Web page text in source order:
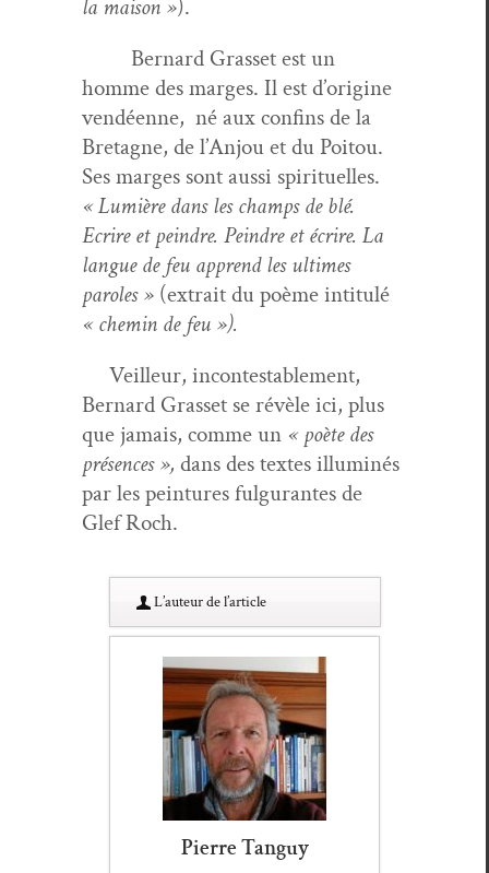
la mai­son »).
Bernard Gras­set est un
homme des marges. Il est d’origine
vendéenne, né aux con­fins de la
Bre­tagne, de l’Anjou et du Poitou.
Ses marges sont aus­si spir­ituelles.
« Lumière dans les champs de blé.
Ecrire et pein­dre. Pein­dre et écrire. La
langue de feu apprend les ultimes
paroles » (extrait du poème inti­t­ulé
« chemin de feu »).
Veilleur, incon­testable­ment,
Bernard Gras­set se révèle ici, plus
que jamais, comme un « poète des
présences », dans des textes illu­minés
par les pein­tures ful­gu­rantes de
Glef Roch.
L’au­teur de l’article
Pierre Tanguy